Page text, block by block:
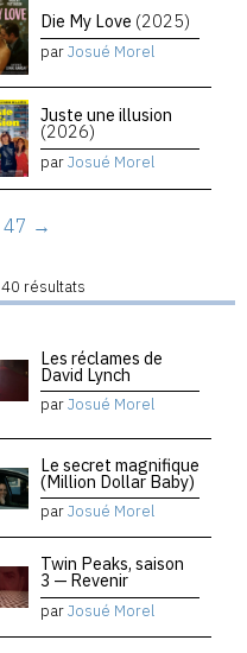
Die My Love (2025)
parJosué Morel
Juste une illusion
(2026)
parJosué Morel
47 →
40 résultats
Les réclames de
David Lynch
parJosué Morel
Le secret magnifique
(Million Dollar Baby)
parJosué Morel
Twin Peaks, saison
3 — Revenir
parJosué Morel